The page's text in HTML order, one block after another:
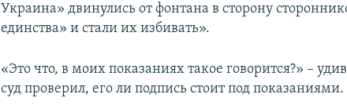
Украина» двинулись от фонтана в сторону
единства» и стали их избивать».
«Это что, в моих показаниях такое говорится?» –
суд проверил, его ли подпись стоит под показаниями.